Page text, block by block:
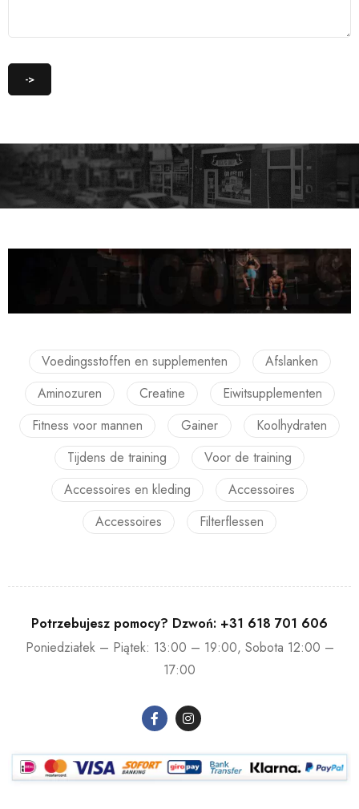
Voedingsstoffen en supplementen
Afslanken
Aminozuren
Creatine
Eiwitsupplementen
Fitness voor mannen
Gainer
Koolhydraten
Tijdens de training
Voor de training
Accessoires en kleding
Accessoires
Accessoires
Filterflessen
Potrzebujesz pomocy? Dzwoń: +31 618 701 606
Poniedziałek – Piątek: 13:00 – 19:00, Sobota 12:00 –
17:00